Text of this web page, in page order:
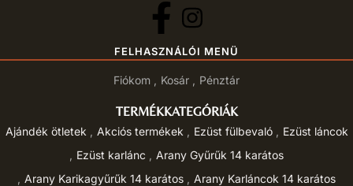
FELHASZNÁLÓI MENÜ
Fiókom Kosár Pénztár
TERMÉKKATEGÓRIÁK
Ajándék ötletek Akciós termékek Ezüst fülbevaló
Ezüst láncok
Ezüst karlánc
Arany Gyűrűk 14 karátos
Arany Karikagyűrűk 14 karátos
Arany Karláncok 14 karátos